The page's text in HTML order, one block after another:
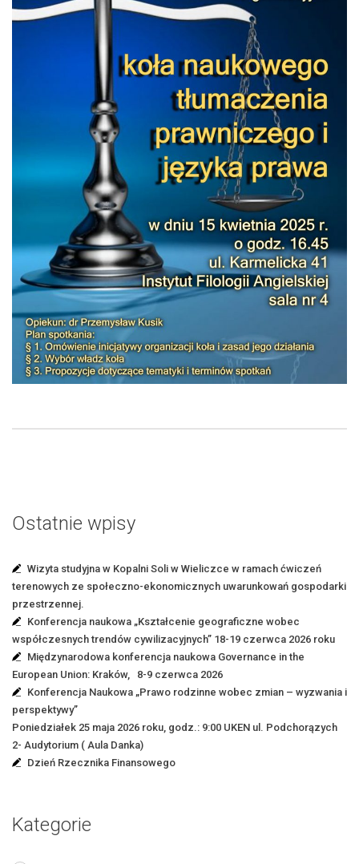
Ostatnie wpisy
Wizyta studyjna w Kopalni Soli w Wieliczce w ramach ćwiczeń
terenowych ze społeczno-ekonomicznych uwarunkowań gospodarki
przestrzennej.
Konferencja naukowa „Kształcenie geograficzne wobec
współczesnych trendów cywilizacyjnych” 18-19 czerwca 2026 roku
Międzynarodowa konferencja naukowa Governance in the
European Union: Kraków, 8-9 czerwca 2026
Konferencja Naukowa „Prawo rodzinne wobec zmian – wyzwania i
perspektywy”
Poniedziałek 25 maja 2026 roku, godz.: 9:00 UKEN ul. Podchorązych
2- Audytorium ( Aula Danka)
Dzień Rzecznika Finansowego
Kategorie